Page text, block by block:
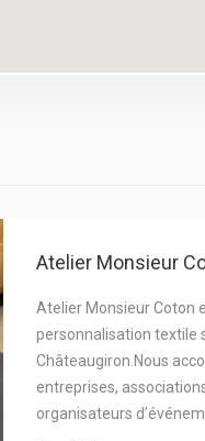
Atelier Monsieur
Atelier Monsieur Coton
personnalisation textile
Châteaugiron.Nous
entreprises,
organisateurs